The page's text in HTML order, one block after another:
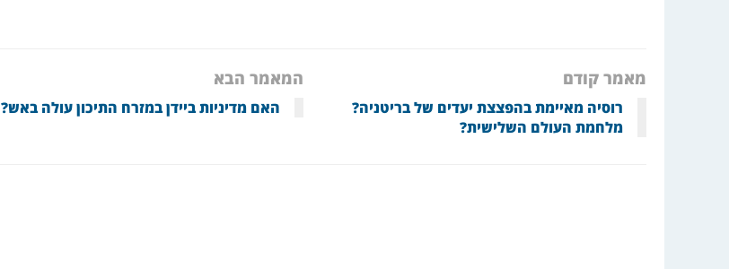
מאמר קודם
רוסיה מאיימת בהפצצת יעדים של בריטניה?
מלחמת העולם השלישית?
המאמר הבא
האם מדיניות ביידן במזרח התיכון עולה באש?